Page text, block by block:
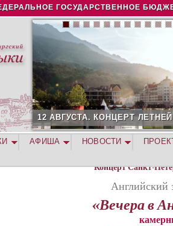
Jump
ГОСУДАРСТВЕННОЕ
12 АВГУСТА. КОНЦЕРТ
Концерт Санкт-
Английский
«Вечера в
АФИША НОВОСТИ